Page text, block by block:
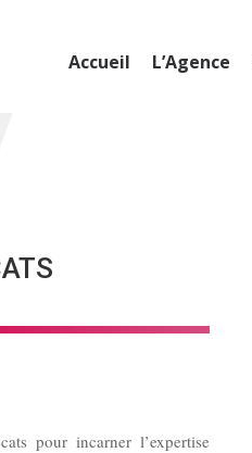
Accueil L’Agence
pour incarner l’expertise